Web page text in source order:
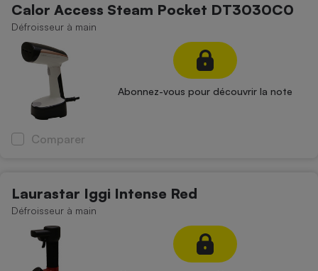
Calor Access Steam Pocket DT3030C0
Défroisseur à main
Abonnez-vous pour découvrir la note
Comparer
Laurastar Iggi Intense Red
Défroisseur à main